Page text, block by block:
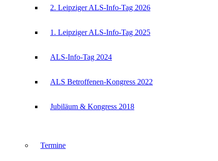
2. Leipziger ALS-Info-Tag 2026
1. Leipziger ALS-Info-Tag 2025
ALS-Info-Tag 2024
ALS Betroffenen-Kongress 2022
Jubiläum & Kongress 2018
Termine